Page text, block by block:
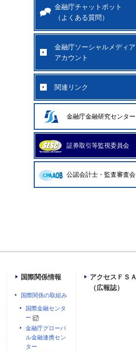
金融庁チャットボット
（よくある質問）
金融庁ソーシャルメディア
アカウント
関連リンク
金融庁金融研究センター
証券取引等監視委員会
公認会計士・監査審査会
国際関係情報
国際関係の取組み
国際金融センタ
ー
金融庁グローバ
ル金融連携セン
ター
アクセスＦＳＡ
（広報誌）